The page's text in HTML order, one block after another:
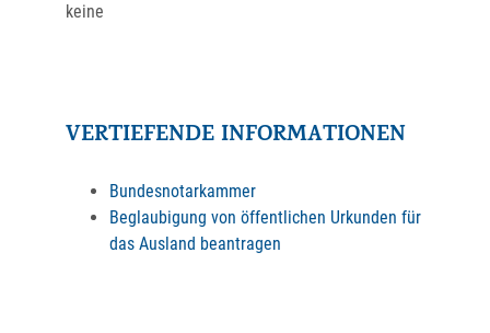
keine
VERTIEFENDE INFORMATIONEN
Bundesnotarkammer
Beglaubigung von öffentlichen Urkunden für
das Ausland beantragen